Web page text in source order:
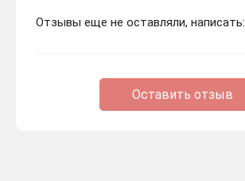
Отзывы еще не оставляли, написать:
Оставить отзыв